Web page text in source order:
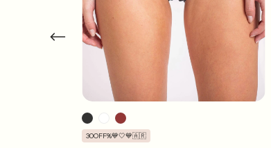
30OFF%💙🤍💙🇦🇷